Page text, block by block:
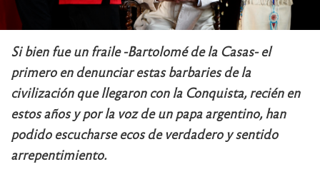
Si bien fue un fraile -Bartolomé de la Casas- el
primero en denunciar estas barbaries de la
civilización que llegaron con la Conquista, recién en
estos años y por la voz de un papa argentino, han
podido escucharse ecos de verdadero y sentido
arrepentimiento.